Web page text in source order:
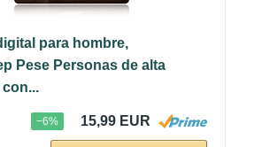
para hombre,
Pese Personas de alta
−6% 15,99 EUR